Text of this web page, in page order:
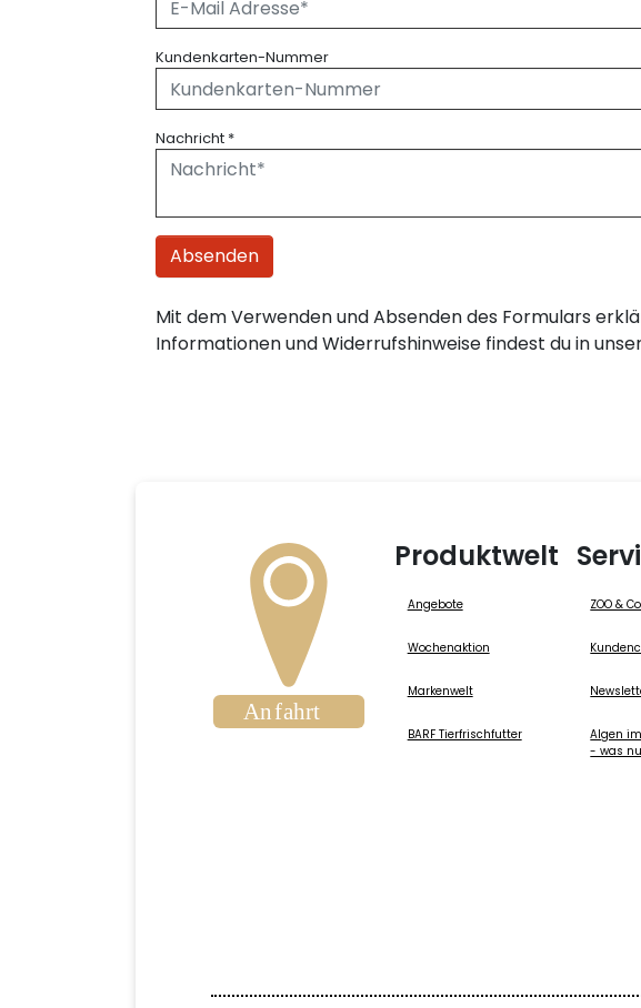
Kundenkarten-Nummer
Nachricht *
Absenden
Mit dem Verwenden und Absenden des Formulars
Informationen und Widerrufshinweise findest du in
Produktwelt
Angebote
Wochenaktion
Markenwelt
BARF Tierfrischfutter
ZOO &
Algen
- was